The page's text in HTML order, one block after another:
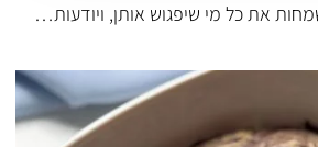
את כל מי שיפגוש אותן, ויודעות…